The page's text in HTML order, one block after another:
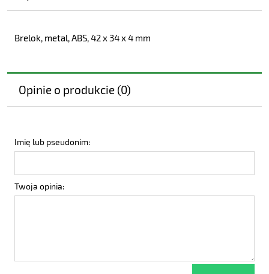
Brelok, metal, ABS, 42 x 34 x 4 mm
Opinie o produkcie (0)
Imię lub pseudonim:
Twoja opinia: